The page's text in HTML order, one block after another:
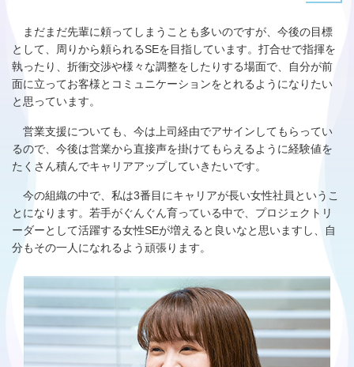
まだまだ先輩に頼ってしまうことも多いのですが、今後の目標
として、周りから頼られるSEを目指しています。打合せで指揮を
執ったり、折衝交渉や様々な調整をしたりする場面で、自分が前
面に立ってお客様とコミュニケーションをとれるようになりたい
と思っています。
営業支援についても、今は上司経由でアサインしてもらってい
るので、今後は営業から直接声を掛けてもらえるように経験値を
たくさん積んでキャリアアップしていきたいです。
今の組織の中で、私は3番目にキャリアが長い女性社員というこ
とになります。若手がぐんぐん育っている中で、プロジェクトリ
ーダーとして活躍する女性SEが増えると良いなと思いますし、自
分もその一人になれるよう頑張ります。